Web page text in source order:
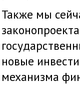
Также мы
новые
механизма